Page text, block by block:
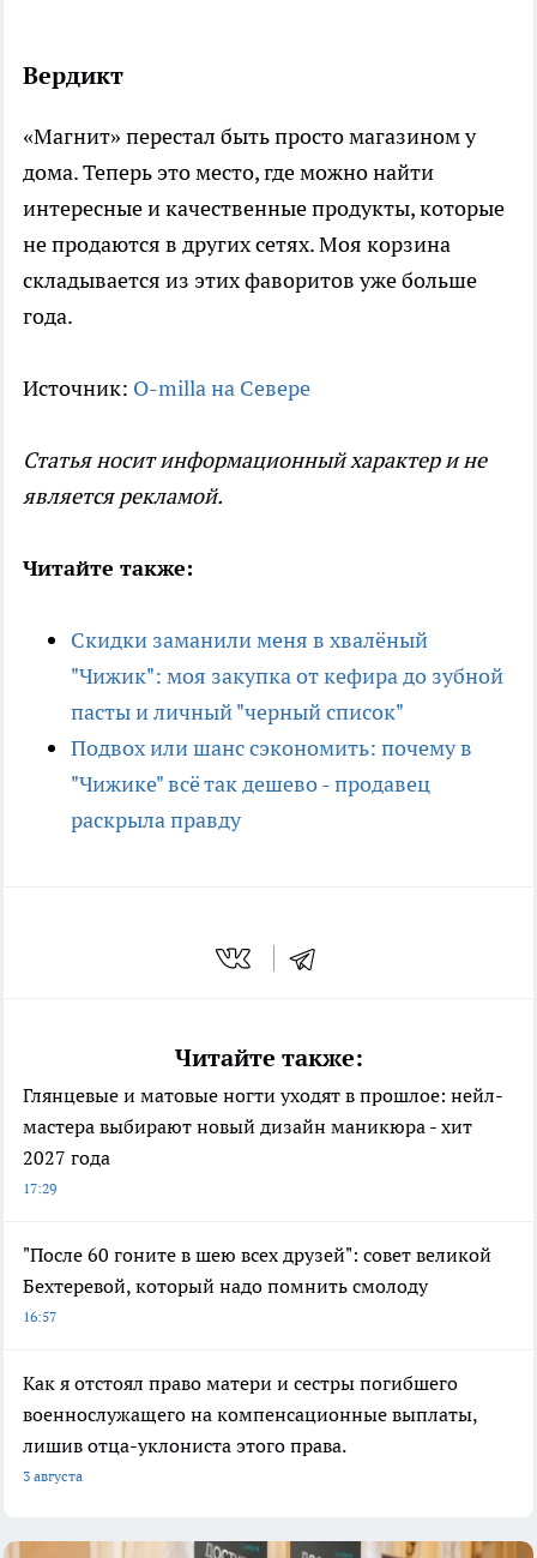
Вердикт
«Магнит» перестал быть просто магазином у
дома. Теперь это место, где можно найти
интересные и качественные продукты, которые
не продаются в других сетях. Моя корзина
складывается из этих фаворитов уже больше
года.
Источник: O-milla на Севере
Статья носит информационный характер и не
является рекламой.
Читайте также:
Скидки заманили меня в хвалёный
"Чижик": моя закупка от кефира до зубной
пасты и личный "черный список"
Подвох или шанс сэкономить: почему в
"Чижике" всё так дешево - продавец
раскрыла правду
Читайте также:
Глянцевые и матовые ногти уходят в прошлое: нейл-
мастера выбирают новый дизайн маникюра - хит
2027 года
17:29
"После 60 гоните в шею всех друзей": совет великой
Бехтеревой, который надо помнить смолоду
16:57
Как я отстоял право матери и сестры погибшего
военнослужащего на компенсационные выплаты,
лишив отца-уклониста этого права.
3 августа